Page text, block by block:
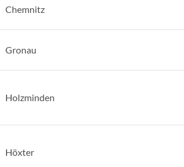
Chemnitz
Gronau
Holzminden
Höxter